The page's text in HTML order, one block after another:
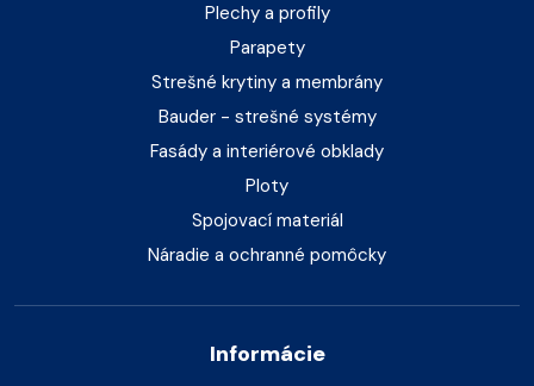
Plechy a profily
Parapety
Strešné krytiny a membrány
Bauder - strešné systémy
Fasády a interiérové obklady
Ploty
Spojovací materiál
Náradie a ochranné pomôcky
Informácie